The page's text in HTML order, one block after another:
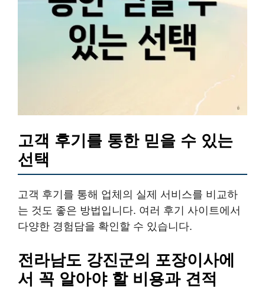
고객 후기를 통한 믿을 수 있는
선택
고객 후기를 통해 업체의 실제 서비스를 비교하
는 것도 좋은 방법입니다. 여러 후기 사이트에서
다양한 경험담을 확인할 수 있습니다.
전라남도 강진군의 포장이사에
서 꼭 알아야 할 비용과 견적